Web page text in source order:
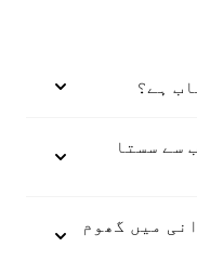
سے سستا
میں گھوم